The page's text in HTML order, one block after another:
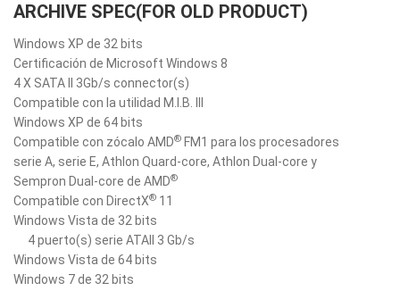
ARCHIVE SPEC(FOR OLD PRODUCT)
Windows XP de 32 bits
Certificación de Microsoft Windows 8
4 X SATA II 3Gb/s connector(s)
Compatible con la utilidad M.I.B. III
Windows XP de 64 bits
Compatible con zócalo AMD® FM1 para los procesadores
serie A, serie E, Athlon Quard-core, Athlon Dual-core y
Sempron Dual-core de AMD®
Compatible con DirectX® 11
Windows Vista de 32 bits
4 puerto(s) serie ATAII 3 Gb/s
Windows Vista de 64 bits
Windows 7 de 32 bits